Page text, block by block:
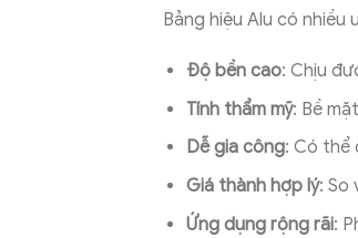
Bảng hiệu Alu có nhiều
Độ bền cao: Chịu
Tính thẩm mỹ: Bề
Dễ gia công: Có thể
Giá thành hợp lý: So
Ứng dụng rộng rãi: